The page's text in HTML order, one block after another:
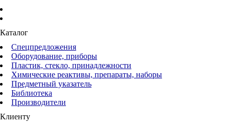
Каталог
Спецпредложения
Оборудование, приборы
Пластик, стекло, принадлежности
Химические реактивы, препараты, наборы
Предметный указатель
Библиотека
Производители
Клиенту